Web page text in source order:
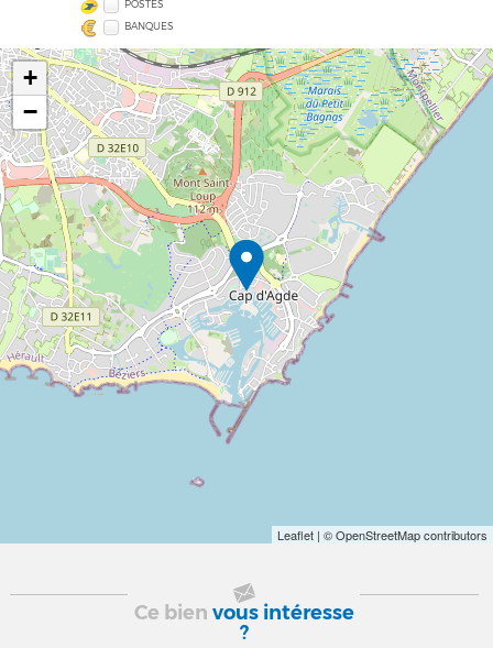
POSTES
BANQUES
+
−
Leaflet | © OpenStreetMap contributors
Ce bien vous intéresse
?